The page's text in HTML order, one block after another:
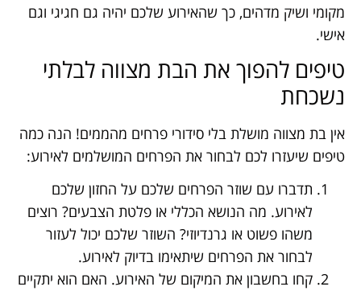
מקומי ושיק מדהים, כך שהאירוע שלכם יהיה גם חגיגי וגם
אישי.
טיפים להפוך את הבת מצווה לבלתי
נשכחת
אין בת מצווה מושלת בלי סידורי פרחים מהממים! הנה כמה
טיפים שיעזרו לכם לבחור את הפרחים המושלמים לאירוע:
תדברו עם שוזר הפרחים שלכם על החזון שלכם
לאירוע. מה הנושא הכללי או פלטת הצבעים? רוצים
משהו פשוט או גרנדיוזי? השוזר שלכם יכול לעזור
לבחור את הפרחים שיתאימו בדיוק לאירוע.
קחו בחשבון את המיקום של האירוע. האם הוא יתקיים